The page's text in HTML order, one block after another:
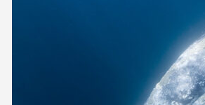
August 3, 2026 in 사람
July 26, 2026 in 사람과사